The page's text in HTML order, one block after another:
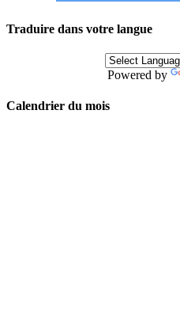
Traduire dans votre langue
Powered by
Calendrier du mois